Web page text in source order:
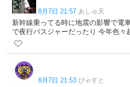
8月7日 21:57 あしゅ天
新幹線乗ってる時に地震の影響で電
で夜行バスジャーだったり 今年色々
8月7日 21:53 ぴゃすと